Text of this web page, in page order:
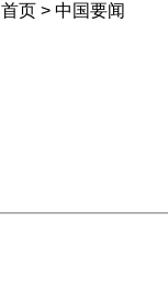
首页 > 中国要闻